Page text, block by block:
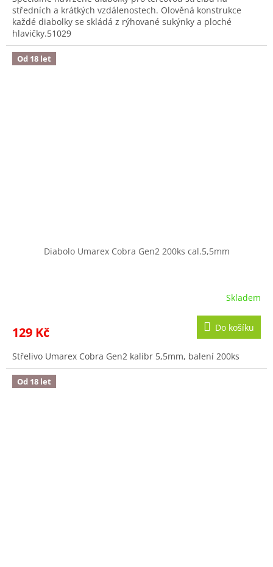
středních a krátkých vzdálenostech. Olověná konstrukce
každé diabolky se skládá z rýhované sukýnky a ploché
hlavičky.51029
Od 18 let
Diabolo Umarex Cobra Gen2 200ks cal.5,5mm
Skladem
129 Kč Do košíku
Střelivo Umarex Cobra Gen2 kalibr 5,5mm, balení 200ks
Od 18 let